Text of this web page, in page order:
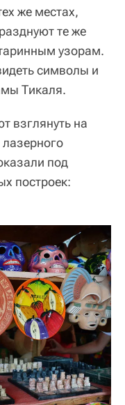
же местах,
те же
узорам.
символы и
Тикаля.
взглянуть на
под
построек: